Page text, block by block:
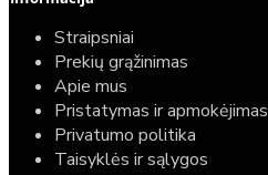
Straipsniai
Prekių grąžinimas
Apie mus
Pristatymas ir apmokėjimas
Privatumo politika
Taisyklės ir sąlygos